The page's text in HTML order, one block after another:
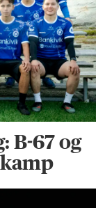
B-67 og